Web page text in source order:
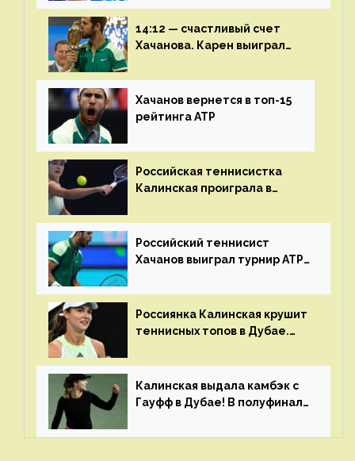
14:12 — счастливый счет
Хачанова. Карен выиграл
Хачанов вернется в топ-15
рейтинга ATP
Российская теннисистка
Калинская проиграла в
Российский теннисист
Хачанов выиграл турнир ATP
Россиянка Калинская крушит
теннисных топов в Дубае.
рейтинга
Калинская выдала камбэк с
Гауфф в Дубае! В полуфинале
Свёнтек